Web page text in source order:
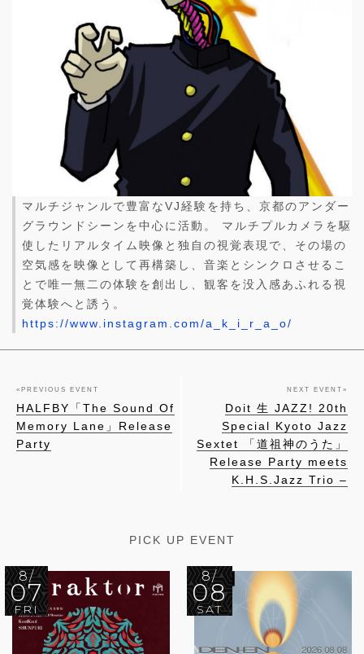
マルチジャンルで豊富なVJ経験を持ち、京都のアンダー
グラウンドシーンを中心に活動。 マルチプルカメラを駆
使したリアルタイム映像と独自の視覚表現で、その場の
空気感を映像として再構築し、音楽とシンクロさせるこ
とで唯一無二の体験を創出し、観客を没入感あふれる視
覚体験へと誘う。
https://www.instagram.com/a_k_i_r_a_o/
« PREVIOUS EVENT
HALFBY「The Sound Of
Memory Lane」Release
Party
NEXT EVENT »
Doit 生 JAZZ! 20th
Special Kyoto Jazz
Sextet 「道祖神のうた」
Release Party meets
K.H.S.Jazz Trio –
PICK UP EVENT
8/
07
FRI
8/
08
SAT